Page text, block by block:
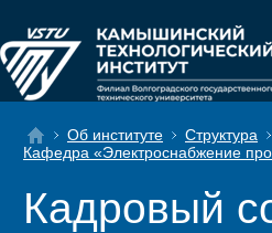
Об институте Структура
Кафедра «Электроснабжение
Кадровый